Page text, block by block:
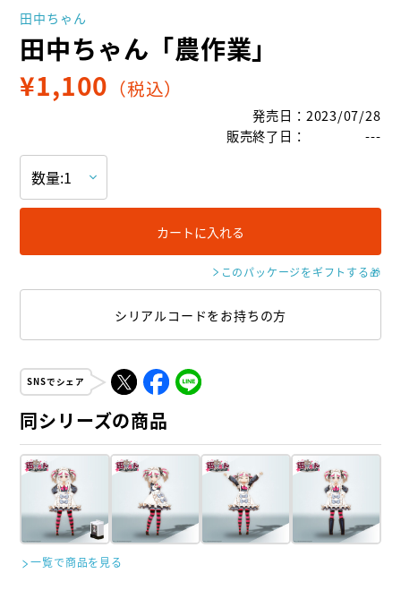
田中ちゃん
田中ちゃん「農作業」
¥1,100 （税込）
発売日 ： 2023/07/28
販売終了日 ： ---
カートに入れる
このパッケージをギフトする🎁
シリアルコードをお持ちの方
SNSでシェア
同シリーズの商品
一覧で商品を見る